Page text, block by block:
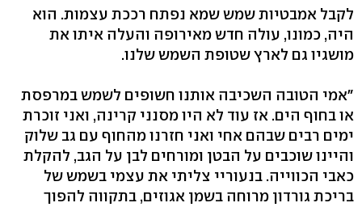
לקבל אמבטיות שמש שמא נפתח רככת עצמות. הוא
היה, כמונו, עולה חדש מאירופה והעלה איתו את
מושגיו גם לארץ שטופת השמש שלנו.
"אמי הטובה השכיבה אותנו חשופים לשמש במרפסת
או בחוף הים. אז עוד לא היו מסנני קרינה, ואני זוכרת
ימים רבים שבהם אחי ואני חזרנו מהחוף עם גב שלוק
והיינו שוכבים על הבטן ומורחים לבן על הגב, להקלת
כאבי הכווייה. בנעוריי צליתי את עצמי בשמש של
בריכת גורדון מרוחה בשמן אגוזים, בתקווה להפוך